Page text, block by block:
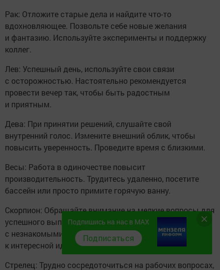
Рак: Отложите старые дела и найдите что-то
вдохновляющее. Позвольте себе новые желания
и фантазию. Используйте эксперименты и поддержку
коллег.
Лев: Успешный день, используйте свои связи
с осторожностью. Настоятельно рекомендуется
провести вечер так, чтобы быть радостным
и приятным.
Дева: При принятии решений, слушайте свой
внутренний голос. Измените внешний облик, чтобы
повысить уверенность. Проведите время с близкими.
Весы: Работа в одиночестве повысит
производительность. Трудитесь удаленно, посетите
бассейн или просто примите горячую ванну.
Скорпион: Обращайте внимание на мелкие вопросы для
успешного выполнения задач. Разговаривайте
с незнакомыми людьми, они могут подтолкнуть
к интересной идее.
Стрелец: Трудно сосредоточиться на рабочих вопросах,
Подпишись на нас в MAX
Подписаться